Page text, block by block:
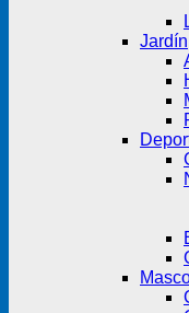
Jardín